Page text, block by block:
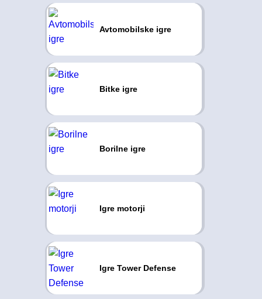
Avtomobilske igre
Bitke igre
Borilne igre
Igre motorji
Igre Tower Defense